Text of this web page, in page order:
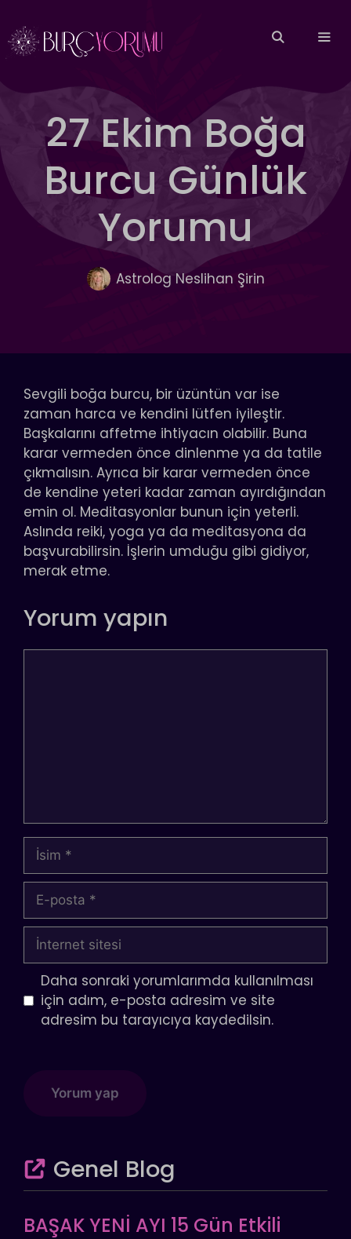
atla
27 Ekim Boğa
Burcu Günlük
Yorumu
Astrolog Neslihan Şirin
Sevgili boğa burcu, bir üzüntün var ise
zaman harca ve kendini lütfen iyileştir.
Başkalarını affetme ihtiyacın olabilir. Buna
karar vermeden önce dinlenme ya da tatile
çıkmalısın. Ayrıca bir karar vermeden önce
de kendine yeteri kadar zaman ayırdığından
emin ol. Meditasyonlar bunun için yeterli.
Aslında reiki, yoga ya da meditasyona da
başvurabilirsin. İşlerin umduğu gibi gidiyor,
merak etme.
Yorum yapın
İsim
posta
İnternet
sitesi
Daha sonraki yorumlarımda kullanılması
için adım, e-posta adresim ve site
adresim bu tarayıcıya kaydedilsin.
Genel Blog
BAŞAK YENİ AYI 15 Gün Etkili